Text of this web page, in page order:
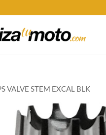
VALVE STEM EXCAL BLK